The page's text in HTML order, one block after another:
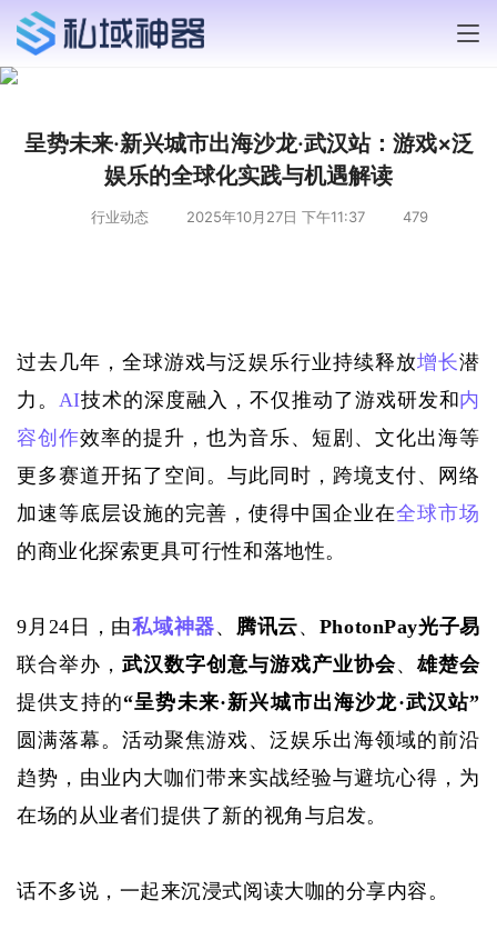
呈势未来·新兴城市出海沙龙·武汉站：游戏×泛
娱乐的全球化实践与机遇解读
行业动态 2025年10月27日 下午11:37 479
过去几年，全球游戏与泛娱乐行业持续释放增长潜
力。 AI技术的深度融入，不仅推动了游戏研发和内
容创作效率的提升，也为音乐、短剧、文化出海等
更多赛道开拓了空间。与此同时，跨境支付、网络
加速等底层设施的完善，使得中国企业在全球市场
的商业化探索更具可行性和落地性。
9月24日，由私域神器、 腾讯云、 PhotonPay光子易
联合举办，武汉数字创意与游戏产业协会、雄楚会
提供支持的“呈势未来·新兴城市出海沙龙·武汉站”
圆满落幕。活动聚焦游戏、泛娱乐出海领域的前沿
趋势，由业内大咖们带来实战经验与避坑心得，为
在场的从业者们提供了新的视角与启发。
话不多说，一起来沉浸式阅读大咖的分享内容。